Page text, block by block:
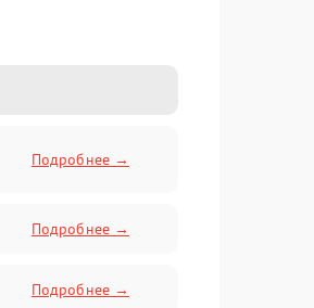
Подробнее →
Подробнее →
Подробнее →